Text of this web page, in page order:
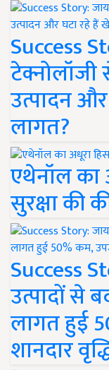
Success
उत्पादन
लागत?
एथेनॉल का
सुरक्षा की
Success
उत्पादों से
लागत हुई
शानदार